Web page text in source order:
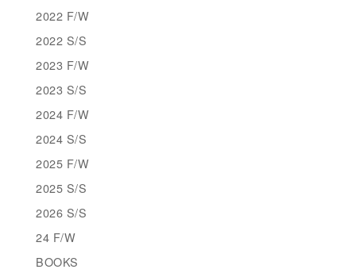
2022 F/W
2022 S/S
2023 F/W
2023 S/S
2024 F/W
2024 S/S
2025 F/W
2025 S/S
2026 S/S
24 F/W
BOOKS